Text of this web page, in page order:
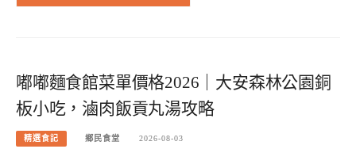
嘟嘟麵食館菜單價格2026｜大安森林公園銅
板小吃，滷肉飯貢丸湯攻略
精選食記 鄉民食堂 2026-08-03